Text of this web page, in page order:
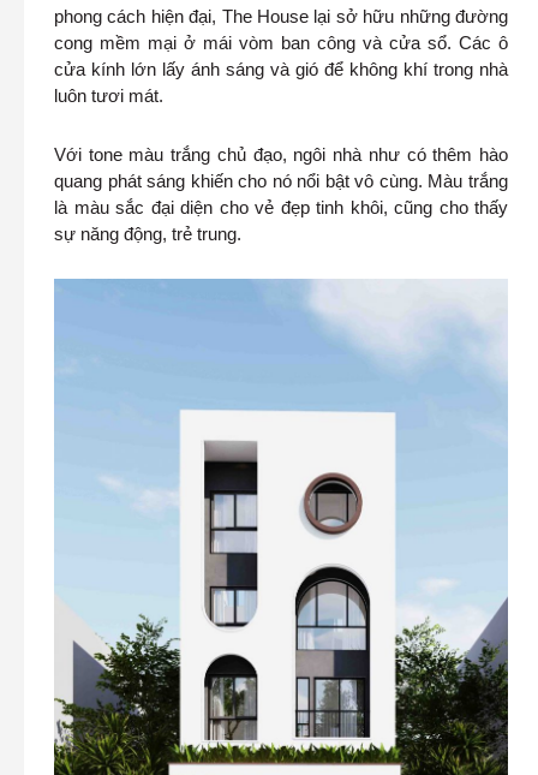
phong cách hiện đại, The House lại sở hữu những đường
cong mềm mại ở mái vòm ban công và cửa sổ. Các ô
cửa kính lớn lấy ánh sáng và gió để không khí trong nhà
luôn tươi mát.
Với tone màu trắng chủ đạo, ngôi nhà như có thêm hào
quang phát sáng khiến cho nó nổi bật vô cùng. Màu trắng
là màu sắc đại diện cho vẻ đẹp tinh khôi, cũng cho thấy
sự năng động, trẻ trung.